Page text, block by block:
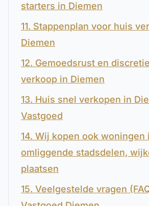
starters in Diemen
11. Stappenplan voor huis
Diemen
12. Gemoedsrust en
verkoop in Diemen
13. Huis snel verkopen in
Vastgoed
14. Wij kopen ook woningen
omliggende stadsdelen,
plaatsen
15. Veelgestelde vragen